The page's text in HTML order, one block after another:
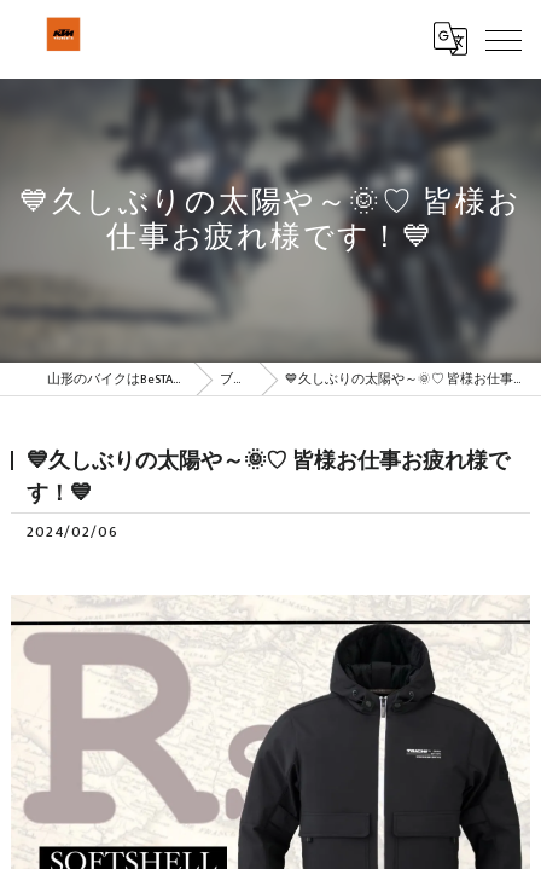
💙久しぶりの太陽や～🌞♡ 皆様お
仕事お疲れ様です！💙
山形のバイクはBeSTAR株式会社 ブログ 💙久しぶりの太陽や～🌞♡ 皆様お仕事お疲れ様です！💙
💙久しぶりの太陽や～🌞♡ 皆様お仕事お疲れ様で
す！💙
2024/02/06